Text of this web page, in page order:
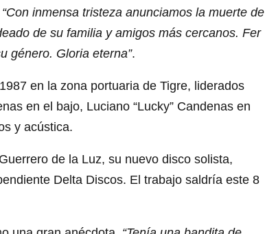
“Con inmensa tristeza anunciamos la muerte de
de su familia y amigos más cercanos. Fer
género. Gloria eterna”.
en la zona portuaria de Tigre, liderados
en el bajo, Luciano “Lucky” Candenas en
y acústica.
de la Luz, su nuevo disco solista,
Delta Discos. El trabajo saldría este 8